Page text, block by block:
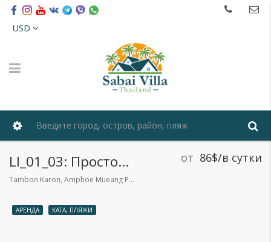
USD
LI_01_03: Просторные апартаменты с тремя спальнями на пляже Ката
Tambon Karon, Amphoe Mueang Phuket, Chang Wat Phuket 83100, Таиланд
от 86$/в сутки
АРЕНДА КАТА, ПЛЯЖИ